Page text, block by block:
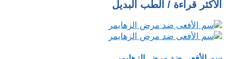
الأكثر قراءة / الطب البديل